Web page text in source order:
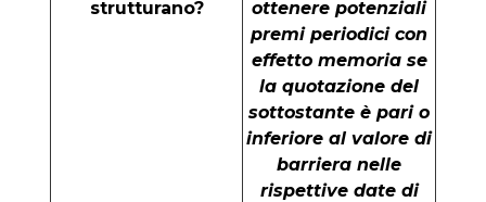
strutturano?
ottenere potenziali
premi periodici con
effetto memoria se
la quotazione del
sottostante è pari o
inferiore al valore di
barriera nelle
rispettive date di